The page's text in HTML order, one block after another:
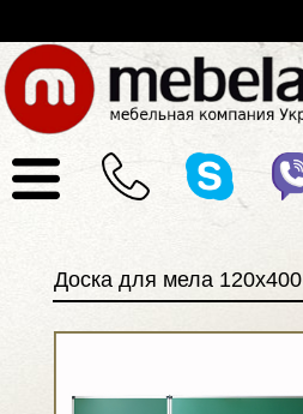
Доска для мела 120х400